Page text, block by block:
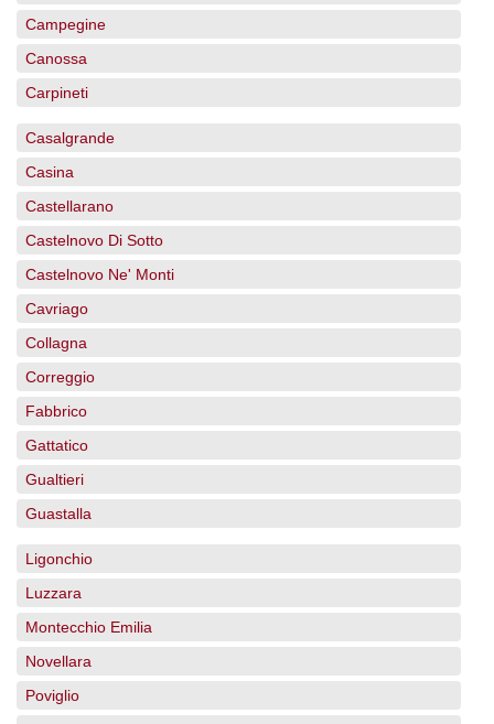
Campegine
Canossa
Carpineti
Casalgrande
Casina
Castellarano
Castelnovo Di Sotto
Castelnovo Ne' Monti
Cavriago
Collagna
Correggio
Fabbrico
Gattatico
Gualtieri
Guastalla
Ligonchio
Luzzara
Montecchio Emilia
Novellara
Poviglio